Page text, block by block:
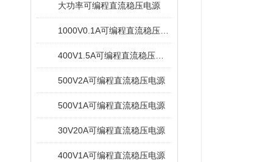
大功率可编程直流稳压电源
500V2A可编程直流稳压电源
500V1A可编程直流稳压电源
30V20A可编程直流稳压电源
400V1A可编程直流稳压电源